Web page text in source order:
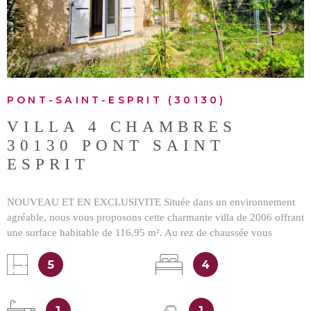
PONT-SAINT-ESPRIT (30130)
VILLA 4 CHAMBRES
30130 PONT SAINT
ESPRIT
NOUVEAU ET EN EXCLUSIVITE Située dans un environnement
agréable, nous vous proposons cette charmante villa de 2006 offrant
une surface habitable de 116,95 m². Au rez de chaussée vous
climatisation, une chambre, une salle d'eau et WC. Au 1er étage
l'espace nuit se compose de 3 chambres avec placard, d'une salle de
5 4